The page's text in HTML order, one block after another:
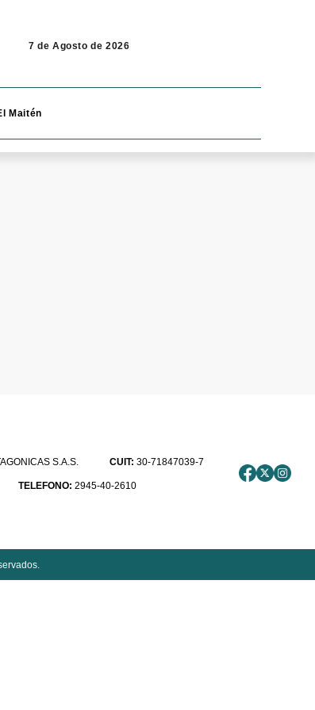
7 de Agosto de 2026
Maitén
S.A.S. CUIT: 30-71847039-7
TELEFONO: 2945-40-2610